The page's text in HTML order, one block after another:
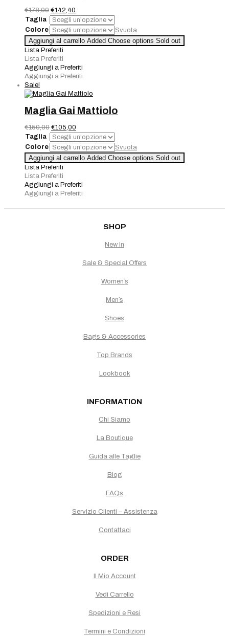
€178,00 Il
prezzo
originale
era:
€178,00.
€142,40
prezzo
attuale
è:
€142,40.
Taglia
Colore
Svuota
Maglia
Joseph
Ribkoff
quantità
Aggiungi al carrello Added Choose options Sold out
Lista Preferiti
Lista Preferiti
Aggiungi a Preferiti
Aggiungi a Preferiti
Sale!
Maglia Gai Mattiolo
€150,00 Il
prezzo
originale
era:
€150,00.
€105,00
prezzo
attuale
è:
€105,00.
Taglia
Colore
Svuota
Maglia
Gai
Mattiolo
quantità
Aggiungi al carrello Added Choose options Sold out
Lista Preferiti
Lista Preferiti
Aggiungi a Preferiti
Aggiungi a Preferiti
SHOP
New In
Sale & Special Offers
Women`s
Men`s
Shoes
Bags & Accessories
Top Brands
Lookbook
INFORMATION
Chi Siamo
La Boutique
Guida alle Taglie
Blog
FAQs
Servizio Clienti – Assistenza
Contattaci
ORDER
Il Mio Account
Vedi Carrello
Spedizioni e Resi
Termini e Condizioni